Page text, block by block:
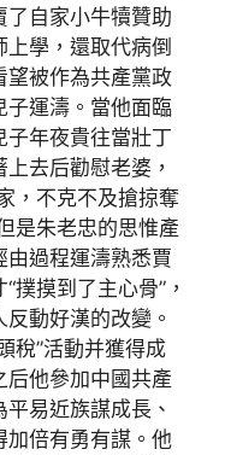
自家小牛犢贊助
學，還取代病倒
望被作為共產黨政
子運濤。當他面臨
年夜貴往當壯丁
去后勸慰老婆，
，不克不及搶掠奪
是朱老忠的思惟產
由過程運濤熟悉賈
撲摸到了主心骨”，
動好漢的改變。
稅”活動并獲得成
他參加中國共產
易近族謀成長、
加倍有勇有謀。他